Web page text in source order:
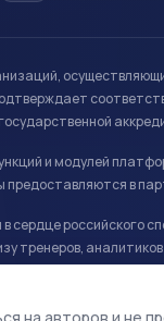
и модулей
в
российского
тренеров,
спортивная